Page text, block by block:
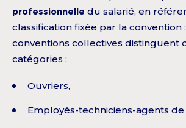
professionnelle du salarié, en
classification fixée par la convention
conventions collectives distinguent
catégories :
Ouvriers,
Employés-techniciens-agents